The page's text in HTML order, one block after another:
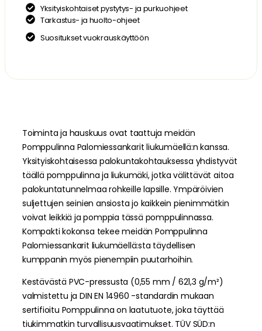
Yksityiskohtaiset pystytys- ja purkuohjeet
Tarkastus- ja huolto-ohjeet
Suositukset vuokrauskäyttöön
Toiminta ja hauskuus ovat taattuja meidän
Pomppulinna Palomiessankarit liukumäellä:n kanssa.
Yksityiskohtaisessa palokuntakohtauksessa yhdistyvät
täällä pomppulinna ja liukumäki, jotka välittävät aitoa
palokuntatunnelmaa rohkeille lapsille. Ympäröivien
suljettujen seinien ansiosta jo kaikkein pienimmätkin
voivat leikkiä ja pomppia tässä pomppulinnassa.
Kompakti kokonsa tekee meidän Pomppulinna
Palomiessankarit liukumäellä:sta täydellisen
kumppanin myös pienempiin puutarhoihin.
Kestävästä PVC-pressusta (0,55 mm / 621,3 g/m²)
valmistettu ja DIN EN 14960 -standardin mukaan
sertifioitu Pomppulinna on laatutuote, joka täyttää
tiukimmatkin turvallisuusvaatimukset. TÜV SÜD:n